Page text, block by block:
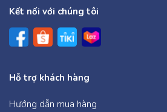
Kết nối với chúng tôi
Hỗ trợ khách hàng
Hướng dẫn mua hàng